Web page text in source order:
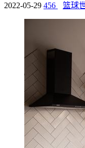
2022-05-29 456 篮球